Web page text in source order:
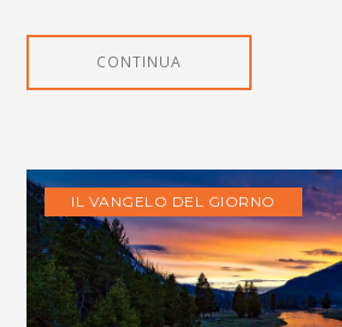
CONTINUA
IL VANGELO DEL GIORNO